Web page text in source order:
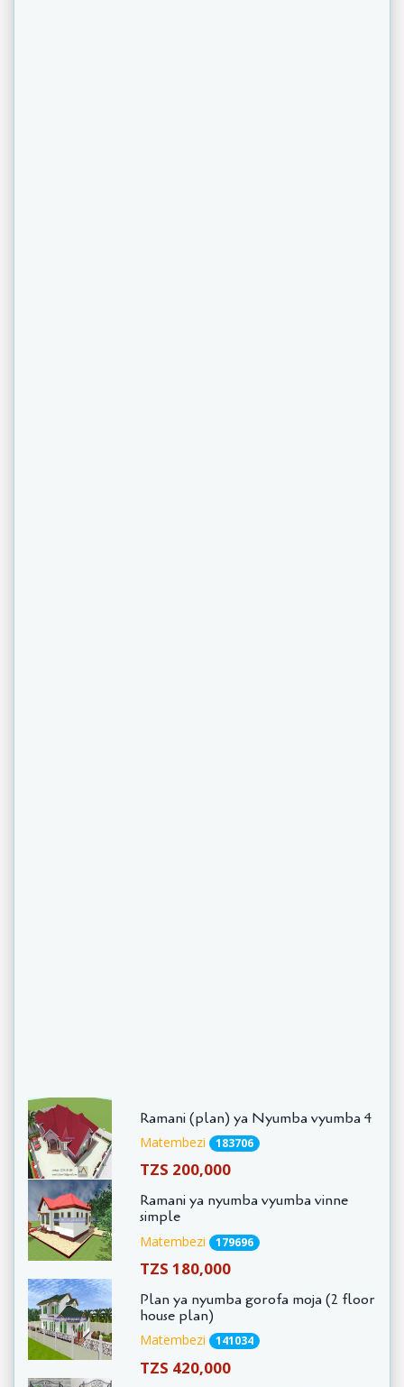
Ramani (plan) ya Nyumba vyumba 4
Matembezi 183706
TZS 200,000
Ramani ya nyumba vyumba vinne
simple
Matembezi 179696
TZS 180,000
Plan ya nyumba gorofa moja (2 floor
house plan)
Matembezi 141034
TZS 420,000